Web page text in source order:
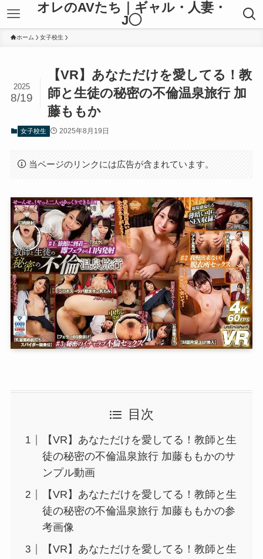
オレのAVたち｜ギャル・人妻・
J◯
ホーム 女子校生
【VR】あなただけを愛してる！教
師と生徒の秘密の不倫温泉旅行 加
藤ももか
2025
8/19
女子校生 2025年8月19日
当ページのリンクには広告が含まれています。
目次
【VR】あなただけを愛してる！教師と生
徒の秘密の不倫温泉旅行 加藤ももかのサ
ンプル動画
【VR】あなただけを愛してる！教師と生
徒の秘密の不倫温泉旅行 加藤ももかの参
考画像
【VR】あなただけを愛してる！教師と生